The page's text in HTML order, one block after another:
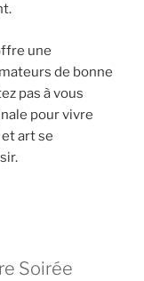
une
de bonne
pas à vous
pour vivre
art se
Soirée